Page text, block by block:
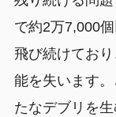
で約2万7,000
飛び続けてお
能を失います
たなデブリを